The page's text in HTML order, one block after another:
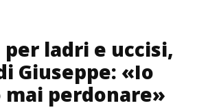
ladri e uccisi,
Giuseppe: «Io
perdonare»